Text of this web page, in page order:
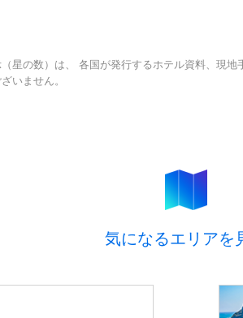
星の数）は、 各国が発行するホテル資料、現
いません。
気になるエリアを